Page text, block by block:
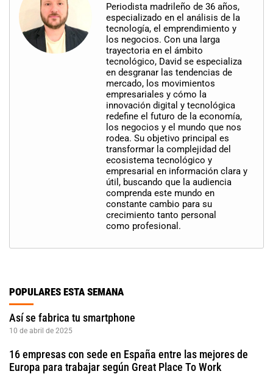
Periodista madrileño de 36 años,
especializado en el análisis de la
tecnología, el emprendimiento y
los negocios. Con una larga
trayectoria en el ámbito
tecnológico, David se especializa
en desgranar las tendencias de
mercado, los movimientos
empresariales y cómo la
innovación digital y tecnológica
redefine el futuro de la economía,
los negocios y el mundo que nos
rodea. Su objetivo principal es
transformar la complejidad del
ecosistema tecnológico y
empresarial en información clara y
útil, buscando que la audiencia
comprenda este mundo en
constante cambio para su
crecimiento tanto personal
como profesional.
POPULARES ESTA SEMANA
Así se fabrica tu smartphone
10 de abril de 2025
16 empresas con sede en España entre las mejores de
Europa para trabajar según Great Place To Work